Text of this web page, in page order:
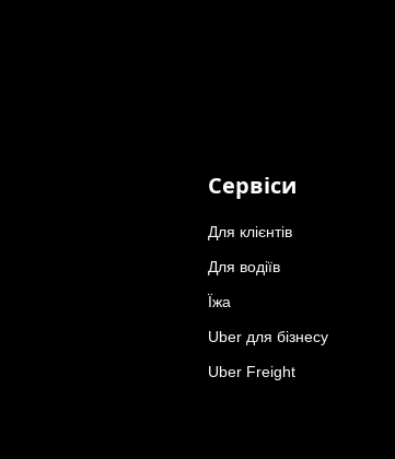
Сервіси
Для клієнтів
Для водіїв
Їжа
Uber для бізнесу
Uber Freight